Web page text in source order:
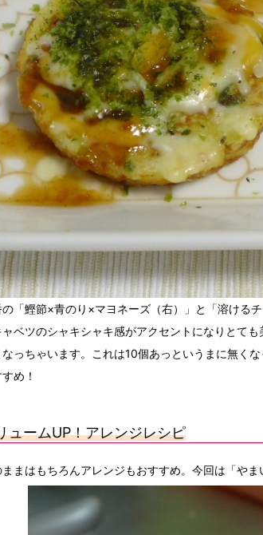
の「鰹節×青のり×マヨネーズ（右）」と「溶ける
ャベツのシャキシャキ感がアクセントになりとて
なっちゃいます。これは10個あっというまに無く
め！
ュームUP！アレンジレシピ
ままはもちろんアレンジもおすすめ。今回は「やま